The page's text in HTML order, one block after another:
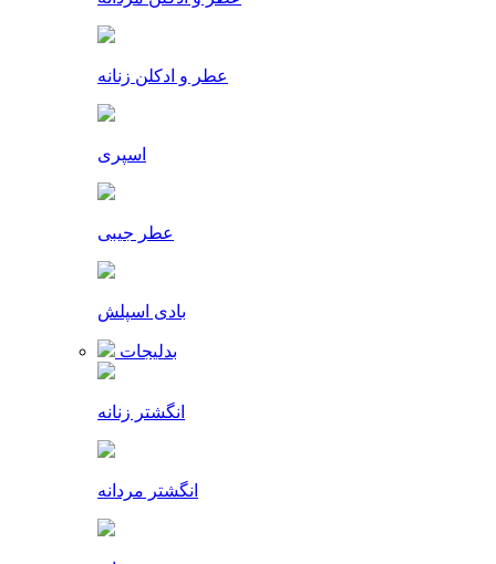
عطر و ادکلن زنانه
اسپری
عطر جیبی
بادی اسپلش
بدلیجات
انگشتر زنانه
انگشتر مردانه